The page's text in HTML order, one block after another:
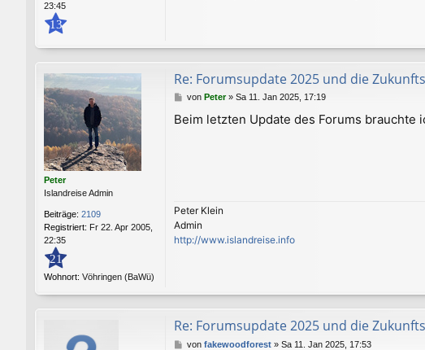
23:45
13
Peter
Islandreise Admin
Beiträge: 2109
Registriert: Fr 22. Apr 2005,
22:35
21
Wohnort: Vöhringen (BaWü)
Re: Forumsupdate 2025 und die
B
i
von Peter» Sa 11. Jan 2025, 17:19
Beim letzten Update des Forums brauchte
Peter Klein
Admin
http://www.islandreise.info
Re: Forumsupdate 2025 und die
Bvon fakewoodforest» Sa 11. Jan 2025, 17:53